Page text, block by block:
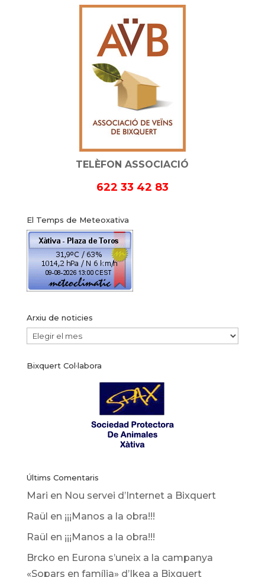
TELÈFON ASSOCIACIÓ
622 33 42 83
El Temps de Meteoxativa
Arxiu de noticies
Arxiu
noticies
Bixquert Col·labora
Últims Comentaris
Mari en Nou servei d’Internet a Bixquert
Raül en ¡¡¡Manos a la obra!!!
Raül en ¡¡¡Manos a la obra!!!
Brcko en Eurona s’uneix a la campanya
«Sopars en família» d’Ikea ​​a Bixquert